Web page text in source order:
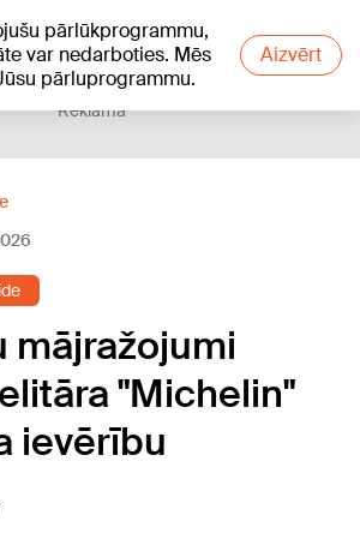
pārlūkprogrammu,
var nedarboties. Mēs
pārluprogrammu.
Aizvērt
Reklāma
mājražojumi
"Michelin"
ievērību